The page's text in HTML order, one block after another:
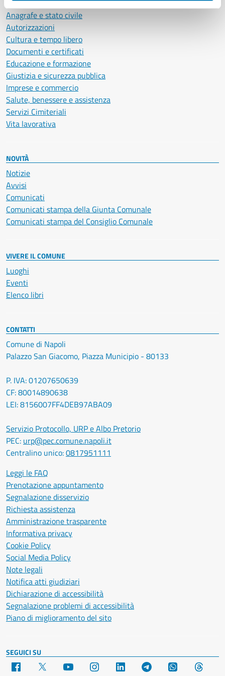
Ambiente
Anagrafe e stato civile
Autorizzazioni
Cultura e tempo libero
Documenti e certificati
Educazione e formazione
Giustizia e sicurezza pubblica
Imprese e commercio
Salute, benessere e assistenza
Servizi Cimiteriali
Vita lavorativa
NOVITÀ
Notizie
Avvisi
Comunicati
Comunicati stampa della Giunta Comunale
Comunicati stampa del Consiglio Comunale
VIVERE IL COMUNE
Luoghi
Eventi
Elenco libri
CONTATTI
Comune di Napoli
Palazzo San Giacomo, Piazza Municipio - 80133
P. IVA: 01207650639
CF: 80014890638
LEI: 8156007FF4DEB97ABA09
Servizio Protocollo, URP e Albo Pretorio
PEC: urp@pec.comune.napoli.it
Centralino unico:0817951111
Leggi le FAQ
Prenotazione appuntamento
Segnalazione disservizio
Richiesta assistenza
Amministrazione trasparente
Informativa privacy
Cookie Policy
Social Media Policy
Note legali
Notifica atti giudiziari
Dichiarazione di accessibilità
Segnalazione problemi di accessibilità
Piano di miglioramento del sito
SEGUICI SU
Facebook YouTube Instagram LinkedIn Telegram WhatsApp